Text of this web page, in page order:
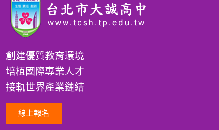
創建優質教育環境
培植國際專業人才
接軌世界產業鏈結
線上報名